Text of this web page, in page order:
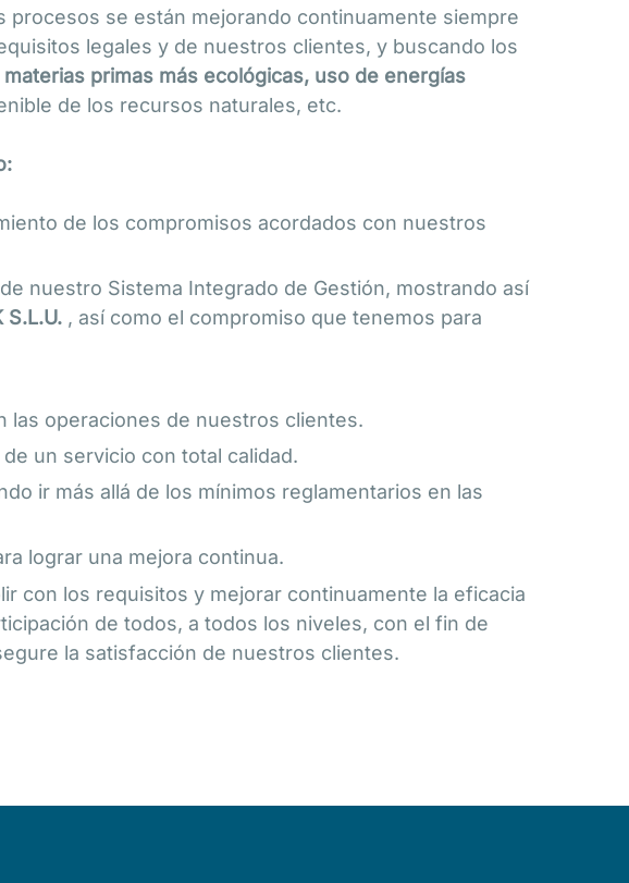
se están mejorando continuamente siempre
legales y de nuestros clientes, y buscando los
primas más ecológicas, uso de energías
de los recursos naturales, etc.
de los compromisos acordados con nuestros
nuestro Sistema Integrado de Gestión, mostrando así
S.L.U. , así como el compromiso que tenemos para
operaciones de nuestros clientes.
un servicio con total calidad.
ir más allá de los mínimos reglamentarios en las
lograr una mejora continua.
con los requisitos y mejorar continuamente la eficacia
de todos, a todos los niveles, con el fin de
la satisfacción de nuestros clientes.